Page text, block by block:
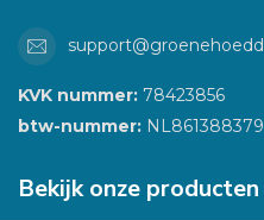
KVK nummer: 78423856
btw-nummer:
Bekijk onze producten